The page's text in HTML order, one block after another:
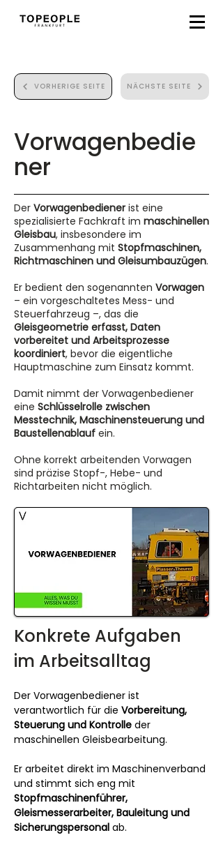
VORHERIGE SEITE NÄCHSTE SEITE
Vorwagenbedie
ner
Der Vorwagenbediener ist eine
spezialisierte Fachkraft im maschinellen
Gleisbau, insbesondere im
Zusammenhang mit Stopfmaschinen,
Richtmaschinen und Gleisumbauzügen.
Er bedient den sogenannten Vorwagen
– ein vorgeschaltetes Mess- und
Steuerfahrzeug –, das die
Gleisgeometrie erfasst, Daten
vorbereitet und Arbeitsprozesse
koordiniert, bevor die eigentliche
Hauptmaschine zum Einsatz kommt.
Damit nimmt der Vorwagenbediener
eine Schlüsselrolle zwischen
Messtechnik, Maschinensteuerung und
Baustellenablauf ein.
Ohne korrekt arbeitenden Vorwagen
sind präzise Stopf-, Hebe- und
Richtarbeiten nicht möglich.
Konkrete Aufgaben
im Arbeitsalltag
Der Vorwagenbediener ist
verantwortlich für die Vorbereitung,
Steuerung und Kontrolle der
maschinellen Gleisbearbeitung.
Er arbeitet direkt im Maschinenverband
und stimmt sich eng mit
Stopfmaschinenführer,
Gleismesserarbeiter, Bauleitung und
Sicherungspersonal ab.